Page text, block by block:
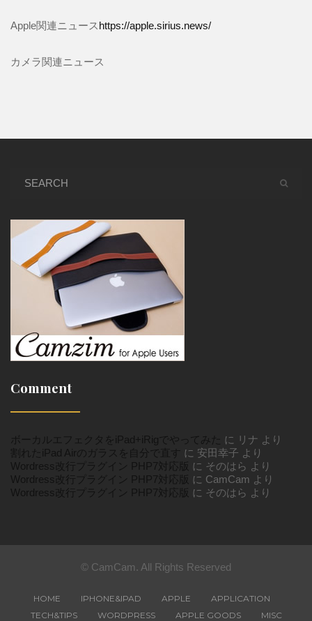
Apple関連ニュースhttps://apple.sirius.news/
カメラ関連ニュース
Comment
ボーカルエフェクタをiPad+iRigでやってみた に リナ より
割れたiPad Airのガラスを自分で直す
に 安田幸子 より
Wordress改行プラグイン PHP7対応版 に そのはら より
Wordress改行プラグイン PHP7対応版 に CamCam より
Wordress改行プラグイン PHP7対応版 に そのはら より
© CamCam. All Rights Reserved
HOME IPHONE&IPAD APPLE
APPLICATION
TECH&TIPS
WORDPRESS APPLE GOODS MISC